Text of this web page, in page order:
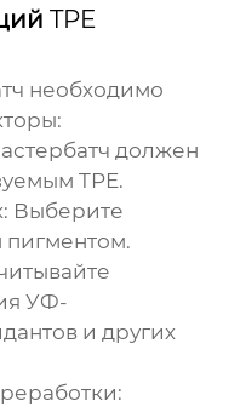
TPE
необходимо
должен
TPE.
Выберите
пигментом.
УФ-
и других